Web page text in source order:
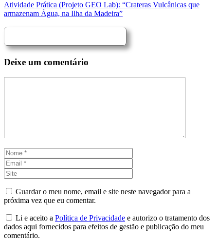
Atividade Prática (Projeto GEO Lab): “Crateras Vulcânicas que
armazenam Água, na Ilha da Madeira”
Deixe um comentário
Nome
Guardar o meu nome, email e site neste navegador para a
próxima vez que eu comentar.
Li e aceito a Política de Privacidade e autorizo o tratamento dos
dados aqui fornecidos para efeitos de gestão e publicação do meu
comentário.